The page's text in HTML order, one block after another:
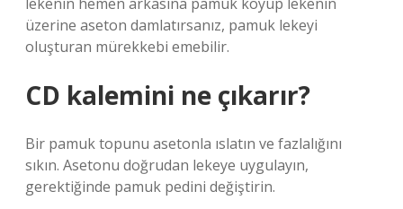
üzerine aseton damlatırsanız, pamuk lekeyi
oluşturan mürekkebi emebilir.
CD kalemini ne çıkarır?
Bir pamuk topunu asetonla ıslatın ve fazlalığını
sıkın. Asetonu doğrudan lekeye uygulayın,
gerektiğinde pamuk pedini değiştirin.